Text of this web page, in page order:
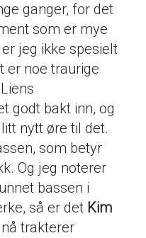
ganger, for det
som er mye
jeg ikke spesielt
er noe traurige
godt bakt inn, og
nytt øre til det.
som betyr
Og jeg noterer
bassen i
så er det Kim
trakterer